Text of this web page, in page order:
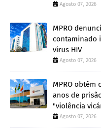
Agosto 07, 2026
MPRO
contaminado
vírus HIV
Agosto 07, 2026
MPRO obtém
anos de
"violência
Agosto 07, 2026